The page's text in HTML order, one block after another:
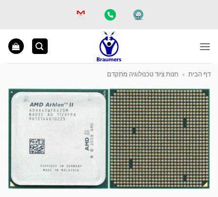
דף הבית » חנות ציוד טכנולוגיה מתקדם